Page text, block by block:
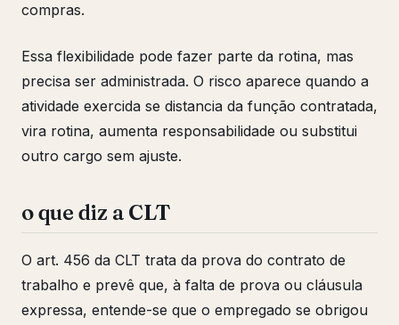
compras.
Essa flexibilidade pode fazer parte da rotina, mas
precisa ser administrada. O risco aparece quando a
atividade exercida se distancia da função contratada,
vira rotina, aumenta responsabilidade ou substitui
outro cargo sem ajuste.
o que diz a CLT
O art. 456 da CLT trata da prova do contrato de
trabalho e prevê que, à falta de prova ou cláusula
expressa, entende-se que o empregado se obrigou